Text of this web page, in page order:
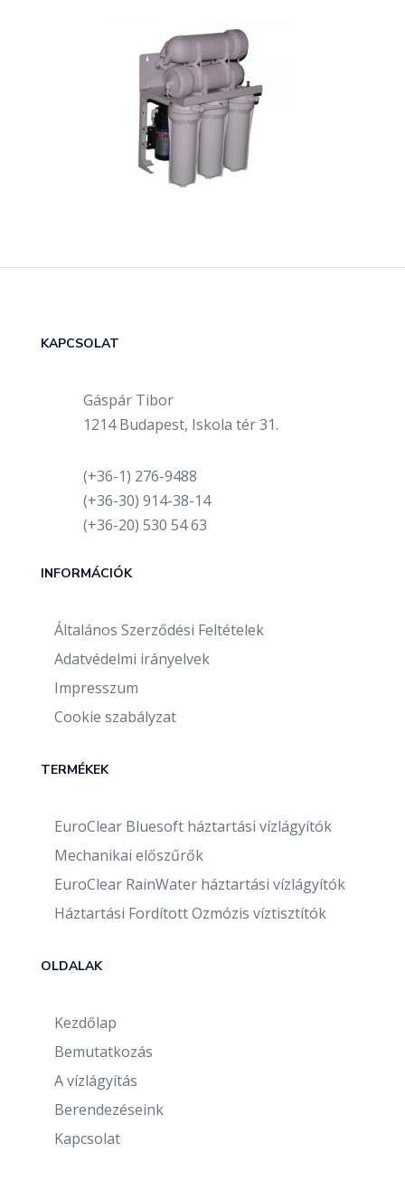
KAPCSOLAT
Gáspár Tibor
1214 Budapest, Iskola tér 31.
(+36-1) 276-9488
(+36-30) 914-38-14
(+36-20) 530 54 63
INFORMÁCIÓK
Általános Szerződési Feltételek
Adatvédelmi irányelvek
Impresszum
Cookie szabályzat
TERMÉKEK
EuroClear Bluesoft háztartási vízlágyítók
Mechanikai előszűrők
EuroClear RainWater háztartási vízlágyítók
Háztartási Fordított Ozmózis víztisztítók
OLDALAK
Kezdőlap
Bemutatkozás
A vízlágyítás
Berendezéseink
Kapcsolat